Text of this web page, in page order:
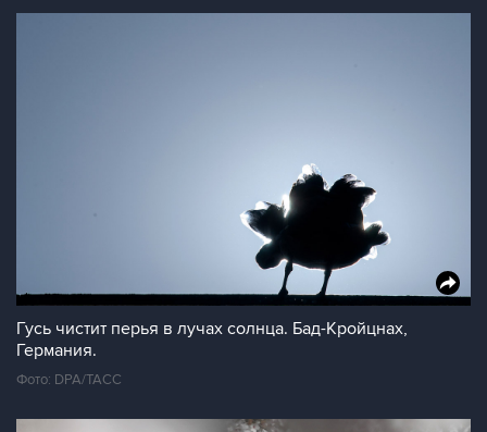
Гусь чистит перья в лучах солнца. Бад-Кройцнах,
Германия.
Фото: DPA/ТАСС